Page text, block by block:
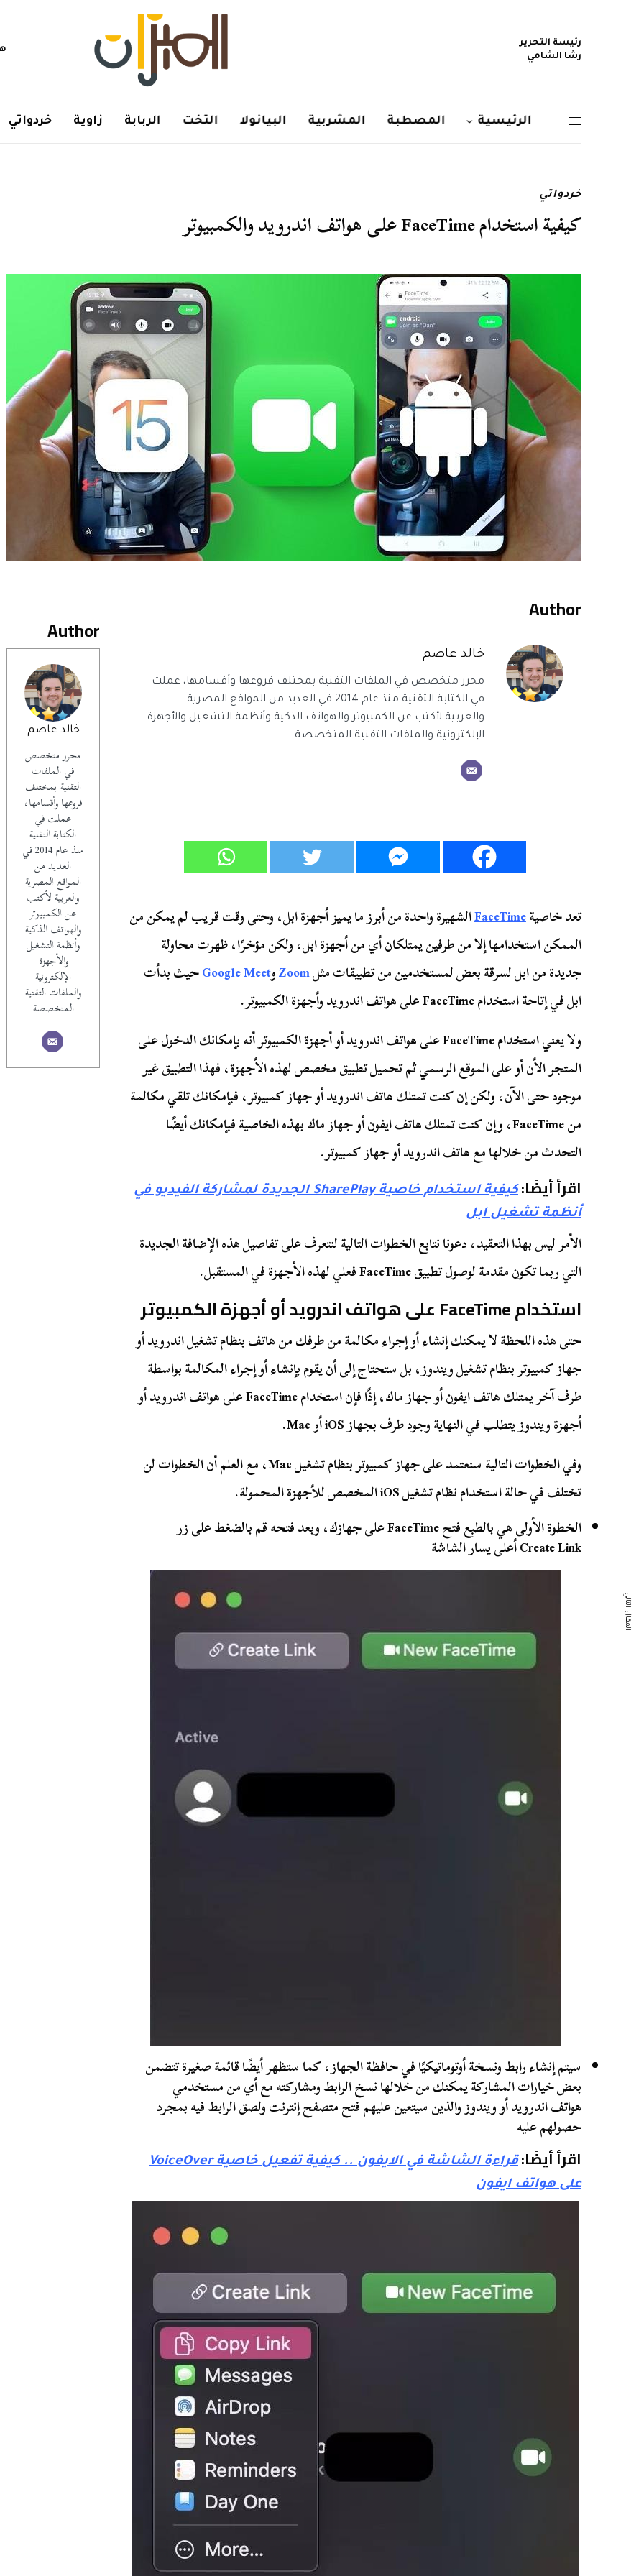
رئيسة التحرير
رشا الشامي
الرئيسية المصطبة المشربية البيانولا التخت الربابة زاوية خردواتي
خردواتي
كيفية استخدام FaceTime على هواتف اندرويد والكمبيوتر
Author
خالد عاصم
محرر متخصص
في الملفات
التقنية بمختلف
فروعها وأقسامها،
عملت في
الكتابة التقنية
منذ عام 2014 في
العديد من
المواقع المصرية
والعربية لأكتب
عن الكمبيوتر
والهواتف الذكية
وأنظمة التشغيل
والأجهزة
الإلكترونية
والملفات التقنية
المتخصصة
Author
خالد عاصم
محرر متخصص في الملفات التقنية بمختلف فروعها وأقسامها، عملت
في الكتابة التقنية منذ عام 2014 في العديد من المواقع المصرية
والعربية لأكتب عن الكمبيوتر والهواتف الذكية وأنظمة التشغيل والأجهزة
الإلكترونية والملفات التقنية المتخصصة
تعد خاصيةFaceTimeالشهيرة واحدة من أبرز ما يميز أجهزة ابل، وحتى وقت قريب لم يمكن من
الممكن استخدامها إلا من طرفين يمتلكان أي من أجهزة ابل، ولكن مؤخرًا، ظهرت محاولة
جديدة من ابل لسرقة بعض لمستخدمين من تطبيقات مثلZoomوGoogle Meetحيث بدأت
ابل في إتاحة استخدام FaceTime على هواتف اندرويد وأجهزة الكمبيوتر.
ولا يعني استخدام FaceTime على هواتف اندرويد أو أجهزة الكمبيوتر أنه بإمكانك الدخول على
المتجر الأن أو على الموقع الرسمي ثم تحميل تطبيق مخصص لهذه الأجهزة، فهذا التطبيق غير
موجود حتى الآن، ولكن إن كنت تمتلك هاتف اندرويد أو جهاز كمبيوتر، فبإمكانك تلقي مكالمة
من FaceTime، وإن كنت تمتلك هاتف ايفون أو جهاز ماك بهذه الخاصية فبإمكانك أيضًا
التحدث من خلالها مع هاتف اندرويد أو جهاز كمبيوتر.
اقرأ أيضًا:
كيفية استخدام خاصية SharePlay الجديدة لمشاركة الفيديو في
أنظمة تشغيل ابل
الأمر ليس بهذا التعقيد، دعونا نتابع الخطوات التالية لنتعرف على تفاصيل هذه الإضافة الجديدة
التي ربما تكون مقدمة لوصول تطبيق FaceTime فعلي لهذه الأجهزة في المستقبل.
استخدام FaceTime على هواتف اندرويد أو أجهزة الكمبيوتر
حتى هذه اللحظة لا يمكنك إنشاء أو إجراء مكالمة من طرفك من هاتف بنظام تشغيل اندرويد أو
جهاز كمبيوتر بنظام تشغيل ويندوز، بل ستحتاج إلى أن يقوم بإنشاء أو إجراء المكالمة بواسطة
طرف آخر يمتلك هاتف ايفون أو جهاز ماك، إذًا فإن استخدام FaceTime على هواتف اندرويد أو
أجهزة ويندوز يتطلب في النهاية وجود طرف بجهاز iOS أو Mac.
وفي الخطوات التالية سنعتمد على جهاز كمبيوتر بنظام تشغيل Mac، مع العلم أن الخطوات لن
تختلف في حالة استخدام نظام تشغيل iOS المخصص للأجهزة المحمولة.
الخطوة الأولى هي بالطبع فتح FaceTime على جهازك، وبعد فتحه قم بالضغط على زر
Create Link أعلى يسار الشاشة
سيتم إنشاء رابط ونسخة أوتوماتيكيًا في حافظة الجهاز، كما ستظهر أيضًا قائمة صغيرة تتضمن
بعض خيارات المشاركة يمكنك من خلالها نسخ الرابط ومشاركته مع أي من مستخدمي
هواتف اندرويد أو ويندوز والذين سيتعين عليهم فتح متصفح إنترنت ولصق الرابط فيه بمجرد
حصولهم عليه
اقرأ أيضًا:
قراءة الشاشة في الايفون .. كيفية تفعيل خاصية VoiceOver
على هواتف ايفون
المقال التالي